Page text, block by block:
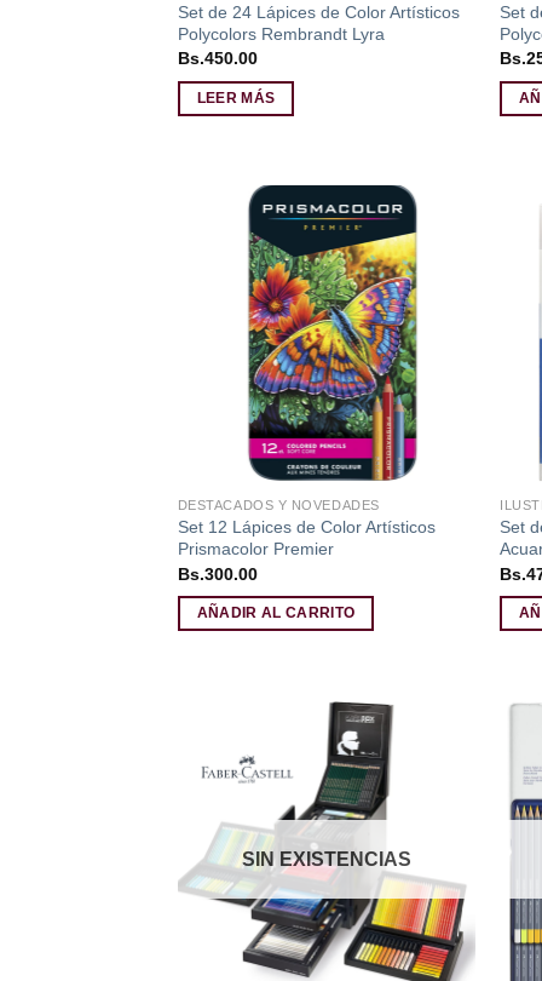
Set de 24 Lápices de Color Artísticos
Polycolors Rembrandt Lyra
Bs.450.00
LEER MÁS
Set
Bs.
Añadir
lista de
deseos
DESTACADOS Y NOVEDADES
Set 12 Lápices de Color Artísticos
Prismacolor Premier
Bs.300.00
AÑADIR AL CARRITO
Set
Bs.
SIN EXISTENCIAS